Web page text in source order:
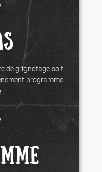
de grignotage soit
programmé